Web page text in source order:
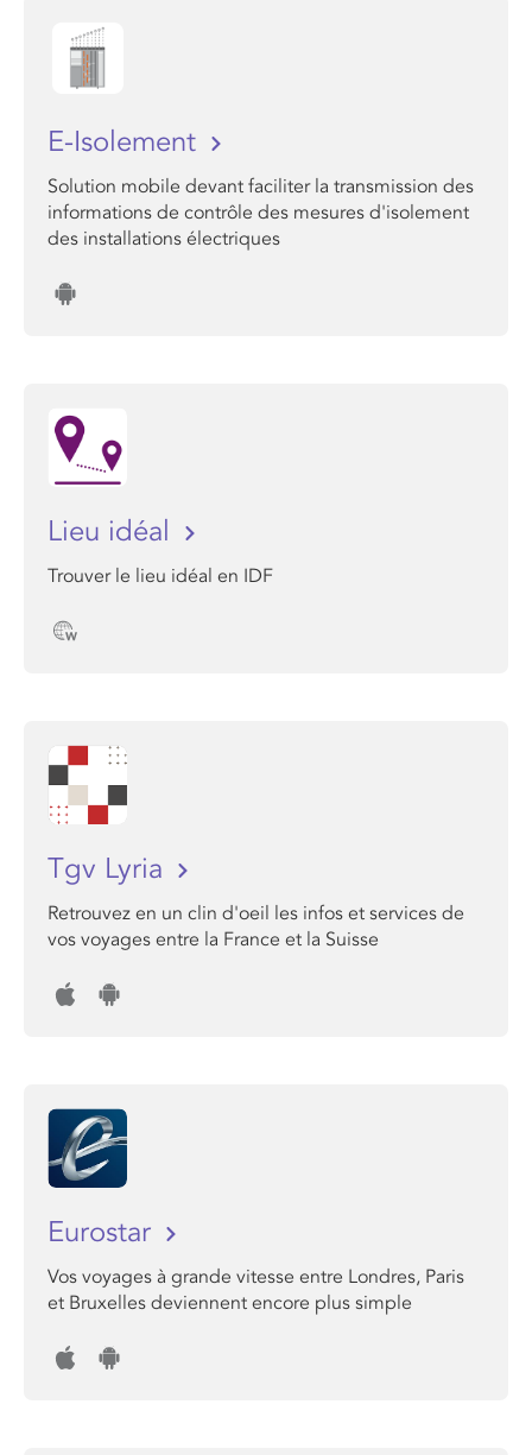
E-Isolement
Solution mobile devant faciliter la transmission des
informations de contrôle des mesures d'isolement
des installations électriques
Lieu idéal
Trouver le lieu idéal en IDF
Tgv Lyria
Retrouvez en un clin d'oeil les infos et services de
vos voyages entre la France et la Suisse
Eurostar
Vos voyages à grande vitesse entre Londres, Paris
et Bruxelles deviennent encore plus simple